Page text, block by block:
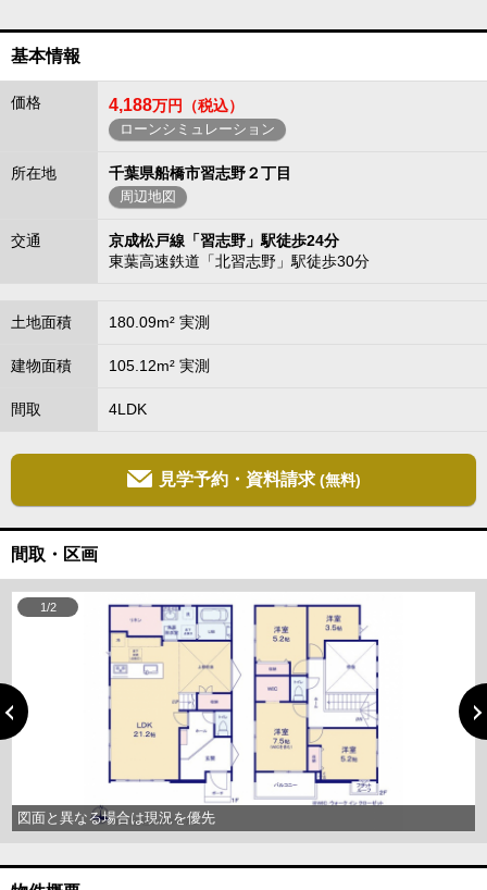
基本情報
価格 4,188万円（税込）
ローンシミュレーション
所在地 千葉県船橋市習志野２丁目
周辺地図
交通
京成松戸線「習志野」駅徒歩24分
東葉高速鉄道「北習志野」駅徒歩30分
土地面積 180.09m² 実測
建物面積 105.12m² 実測
間取 4LDK
見学予約・資料請求 (無料)
間取・区画
図面と異なる場合は現況を優先
1/2